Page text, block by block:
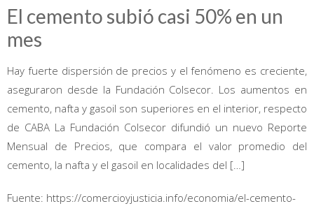
El cemento subió casi 50% en un
mes
Hay fuerte dispersión de precios y el fenómeno es creciente,
aseguraron desde la Fundación Colsecor. Los aumentos en
cemento, nafta y gasoil son superiores en el interior, respecto
de CABA La Fundación Colsecor difundió un nuevo Reporte
Mensual de Precios, que compara el valor promedio del
cemento, la nafta y el gasoil en localidades del […]
Fuente: https://comercioyjusticia.info/economia/el-cemento-